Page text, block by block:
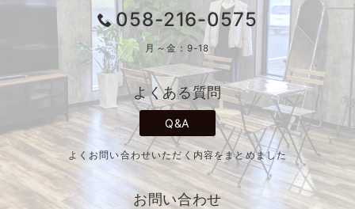
058-216-0575
月～金：9-18
よくある質問
Q&A
よくお問い合わせいただく内容をまとめました
お問い合わせ